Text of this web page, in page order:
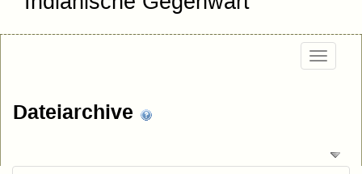
Dateiarchive